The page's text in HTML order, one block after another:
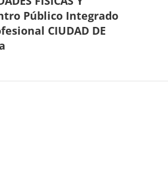
Público Integrado
CIUDAD DE